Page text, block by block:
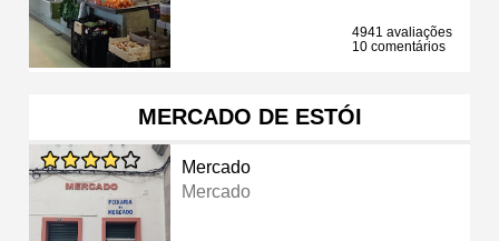
4941 avaliações
10 comentários
MERCADO DE ESTÓI
Mercado
Mercado